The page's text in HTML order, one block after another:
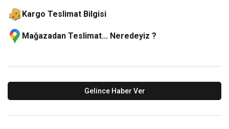
Kargo Teslimat Bilgisi
Mağazadan Teslimat... Neredeyiz ?
Gelince Haber Ver